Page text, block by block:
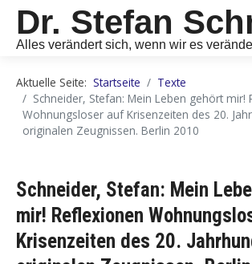
Dr. Stefan
Alles verändert sich, wenn wir es
Aktuelle Seite: Startseite
Texte
Schneider, Stefan: Mein Leben gehört mir!
Wohnungsloser auf Krisenzeiten des 20.
originalen Zeugnissen. Berlin 2010
Schneider, Stefan: Mein
mir! Reflexionen
Krisenzeiten des 20.